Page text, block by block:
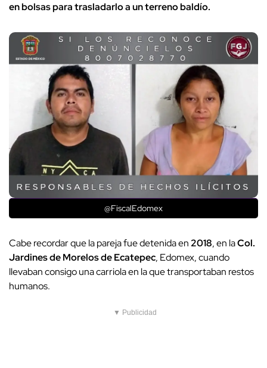
en bolsas para trasladarlo a un terreno baldío.
@FiscalEdomex
Cabe recordar que la pareja fue detenida en 2018, en laCol.
Jardines de Morelos de Ecatepec, Edomex, cuando
llevaban consigo una carriola en la que transportaban restos
humanos.
▼ Publicidad